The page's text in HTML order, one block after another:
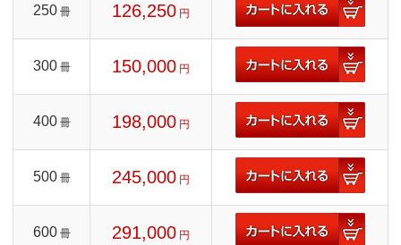
250 冊 126,250 円
300 冊 150,000 円
400 冊 198,000 円
500 冊 245,000 円
600 冊 291,000 円